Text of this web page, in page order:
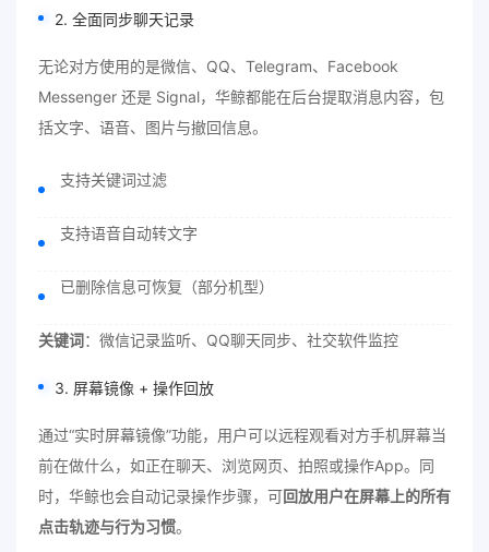
2. 全面同步聊天记录
无论对方使用的是微信、QQ、Telegram、Facebook
Messenger 还是 Signal，华鲸都能在后台提取消息内容，包
括文字、语音、图片与撤回信息。
支持关键词过滤
支持语音自动转文字
已删除信息可恢复（部分机型）
关键词：微信记录监听、QQ聊天同步、社交软件监控
3. 屏幕镜像 + 操作回放
通过“实时屏幕镜像”功能，用户可以远程观看对方手机屏幕当
前在做什么，如正在聊天、浏览网页、拍照或操作App。同
时，华鲸也会自动记录操作步骤，可回放用户在屏幕上的所有
点击轨迹与行为习惯。